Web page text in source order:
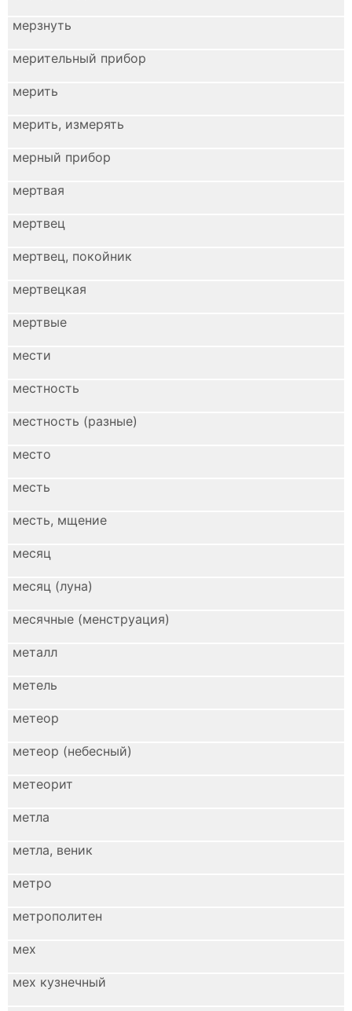
мерзнуть
мерительный прибор
мерить
мерить, измерять
мерный прибор
мертвая
мертвец
мертвец, покойник
мертвецкая
мертвые
мести
местность
местность (разные)
место
месть
месть, мщение
месяц
месяц (луна)
месячные (менструация)
металл
метель
метеор
метеор (небесный)
метеорит
метла
метла, веник
метро
метрополитен
мех
мех кузнечный